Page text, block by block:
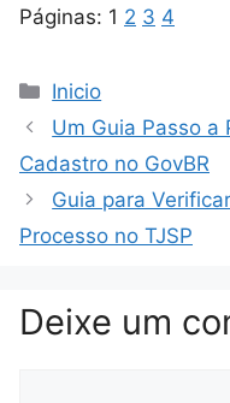
Páginas: 1 2 3 4
Categorias
Inicio
Um Guia Passo a
Cadastro no GovBR
Guia para
Processo no TJSP
Deixe um